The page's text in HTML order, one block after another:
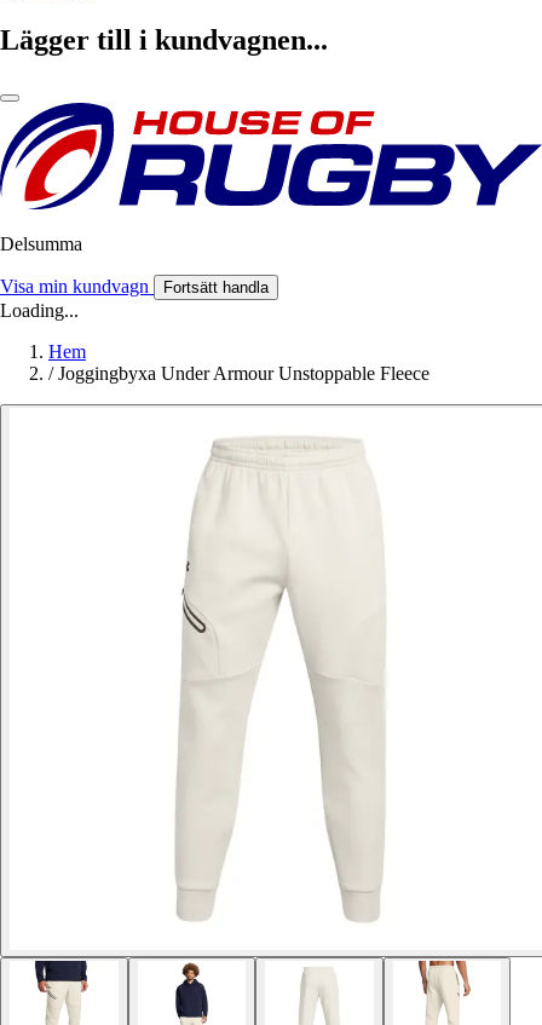
Lägger till i kundvagnen...
Delsumma
Visa min kundvagn Fortsätt handla
Loading...
Hem
/ Joggingbyxa Under Armour Unstoppable Fleece